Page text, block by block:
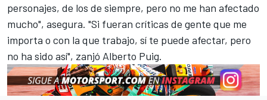
personajes, de los de siempre, pero no me han afectado
mucho", asegura. "Si fueran críticas de gente que me
importa o con la que trabajo, sí te puede afectar, pero
no ha sido así", zanjó Alberto Puig.